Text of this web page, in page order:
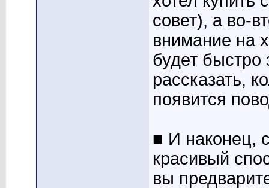
совет), а во-
внимание на
будет быстро
рассказать,
появится
■ И наконец,
красивый
вы